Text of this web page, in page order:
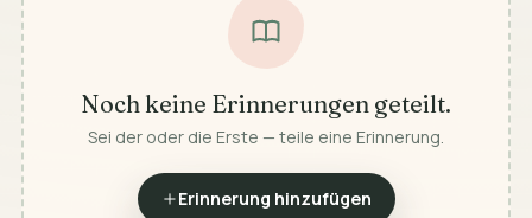
Noch keine Erinnerungen geteilt.
Sei der oder die Erste — teile eine Erinnerung.
Erinnerung hinzufügen